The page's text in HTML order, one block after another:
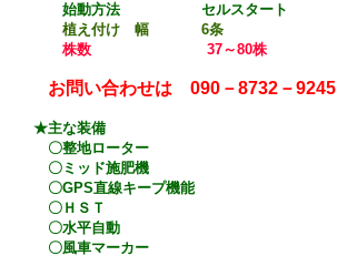
始動方法 セルスタート
植え付け 幅 6条
株数 37～80株
お問い合わせは 090－8732－9245
★主な装備
〇整地ローター
〇ミッド施肥機
〇GPS直線キープ機能
〇ＨＳＴ
〇水平自動
〇風車マーカー